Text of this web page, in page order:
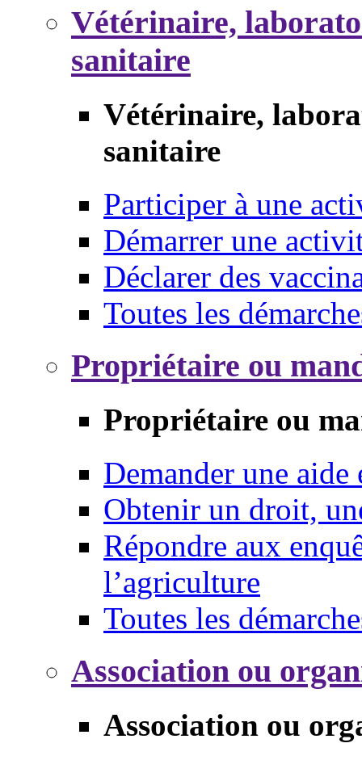
Vétérinaire,
sanitaire
Vétérinaire,
sanitaire
Participer à une
Démarrer une
Déclarer des
Toutes les
Propriétaire ou
Propriétaire ou
Demander une aide
Obtenir un droit,
Répondre aux
l’agriculture
Toutes les
Association ou
Association ou